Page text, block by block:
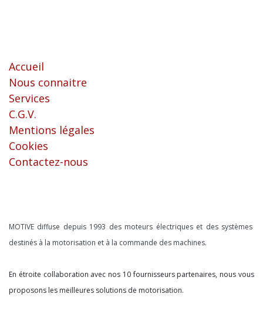
Accueil
Nous connaitre
Services
C.G.V.
Mentions légales
Cookies
Contactez-nous
MOTIVE diffuse depuis 1993 des moteurs électriques et des systèmes
destinés à la motorisation et à la commande des machines.
En étroite collaboration avec nos 10 fournisseurs partenaires, nous vous
proposons les meilleures solutions de motorisation.